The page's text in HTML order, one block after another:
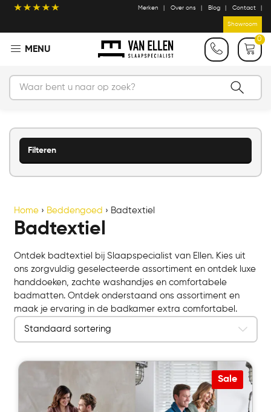
Merken Over ons Blog Contact
Showroom
0
Home› Beddengoed › Badtextiel
Badtextiel
Ontdek badtextiel bij Slaapspecialist van Ellen. Kies uit
ons zorgvuldig geselecteerde assortiment en ontdek luxe
handdoeken, zachte washandjes en comfortabele
badmatten. Ontdek onderstaand ons assortiment en
maak je ervaring in de badkamer extra comfortabel.
Sale